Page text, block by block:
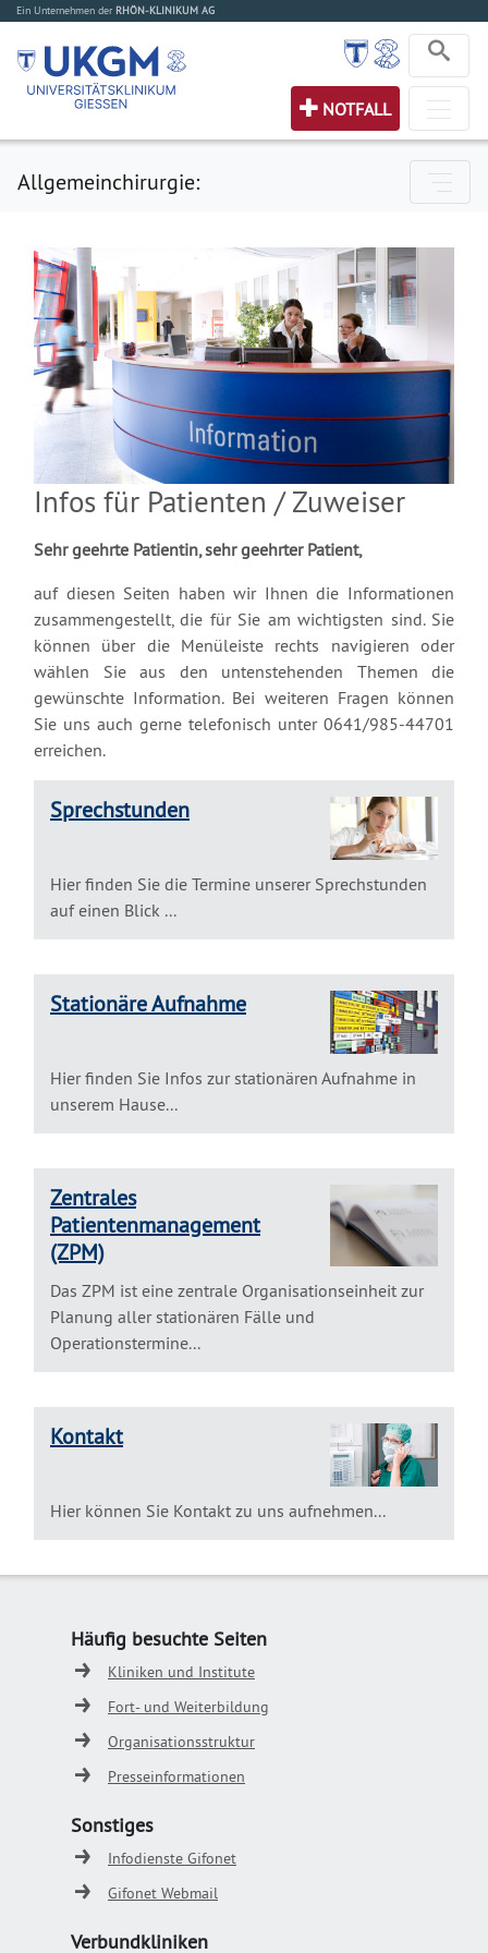
Ein Unternehmen der RHÖN-KLINIKUM AG
NOTFALL
Allgemeinchirurgie:
Infos für Patienten / Zuweiser
Sehr geehrte Patientin, sehr geehrter Patient,
auf diesen Seiten haben wir Ihnen die Informationen
zusammengestellt, die für Sie am wichtigsten sind. Sie
können über die Menüleiste rechts navigieren oder
wählen Sie aus den untenstehenden Themen die
gewünschte Information. Bei weiteren Fragen können
Sie uns auch gerne telefonisch unter 0641/985-44701
erreichen.
Sprechstunden
Hier finden Sie die Termine unserer Sprechstunden
auf einen Blick ...
Stationäre Aufnahme
Hier finden Sie Infos zur stationären Aufnahme in
unserem Hause...
Zentrales
Patientenmanagement
(ZPM)
Das ZPM ist eine zentrale Organisationseinheit zur
Planung aller stationären Fälle und
Operationstermine...
Kontakt
Hier können Sie Kontakt zu uns aufnehmen...
Häufig besuchte Seiten
Kliniken und Institute
Fort- und Weiterbildung
Organisationsstruktur
Presseinformationen
Sonstiges
Infodienste Gifonet
Gifonet Webmail
Verbundkliniken